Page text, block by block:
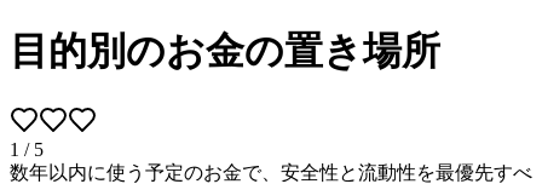
目的別のお金の置き場所
1 / 5
数年以内に使う予定のお金で、安全性と流動性を最優先すべ